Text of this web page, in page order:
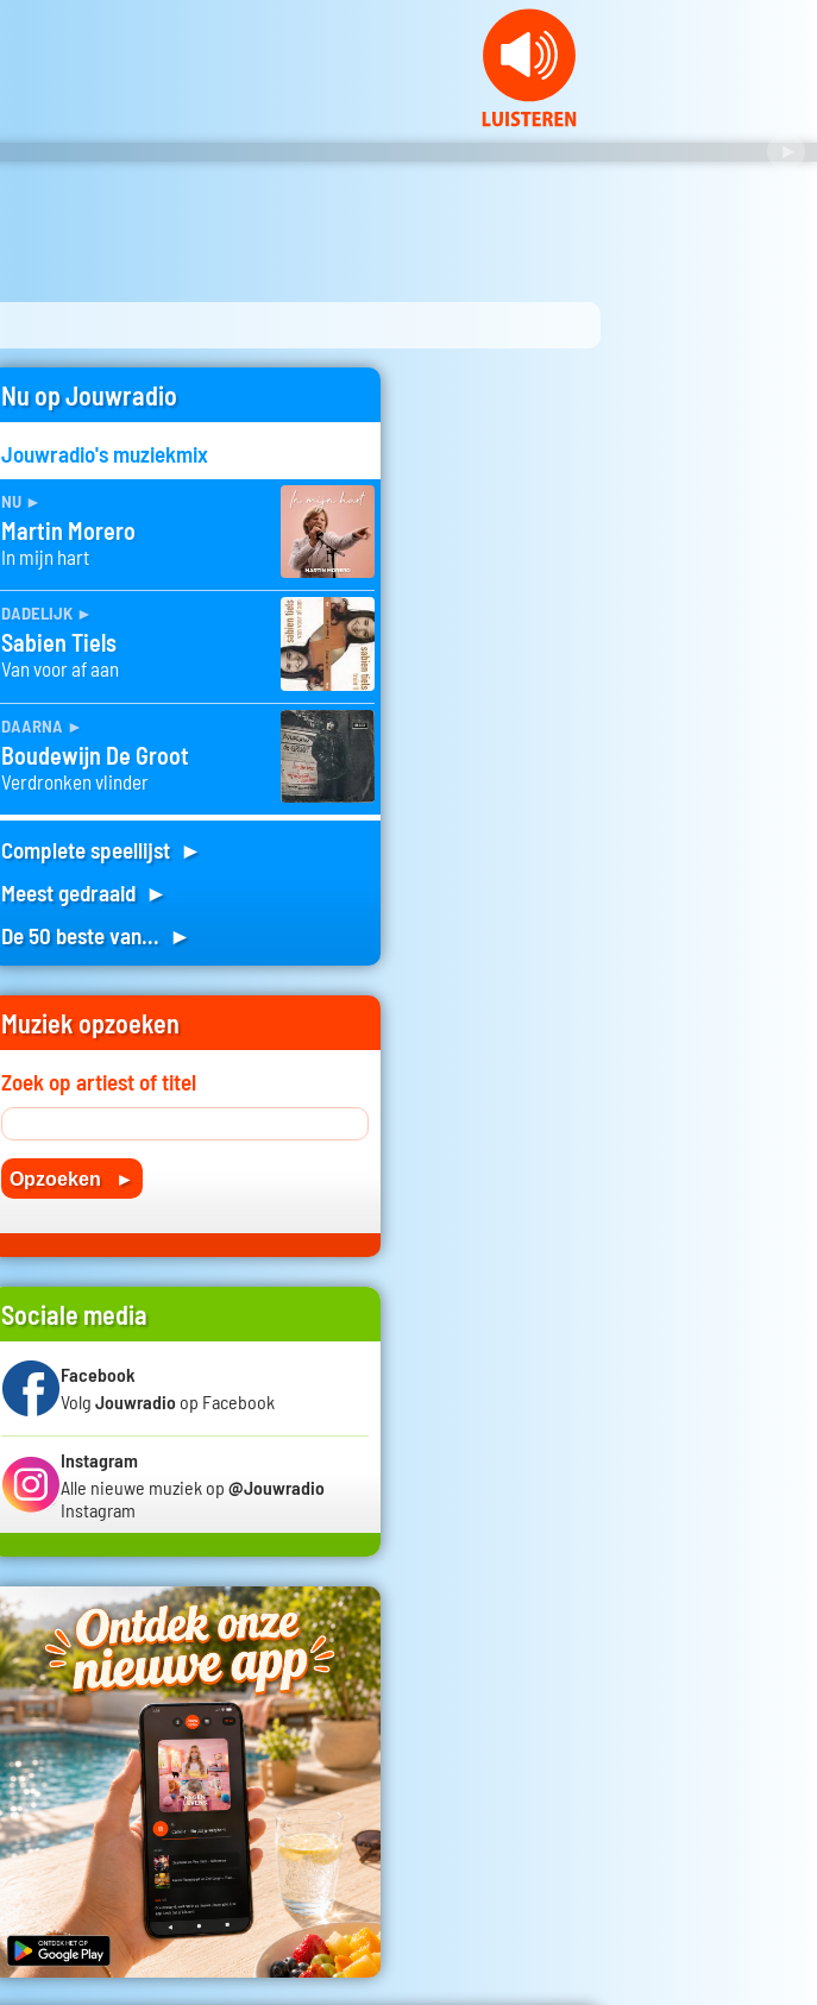
Nu op Jouwradio
Jouwradio's muziekmix
nu ►
Martin Morero
In mijn hart
dadelijk ►
Sabien Tiels
Van voor af aan
daarna ►
Boudewijn De Groot
Verdronken vlinder
Complete speellijst ►
Meest gedraaid ►
De 50 beste van... ►
Muziek opzoeken
Zoek op artiest of titel
Sociale media
Facebook
Volg Jouwradio op Facebook
Instagram
Alle nieuwe muziek op @Jouwradio
Instagram